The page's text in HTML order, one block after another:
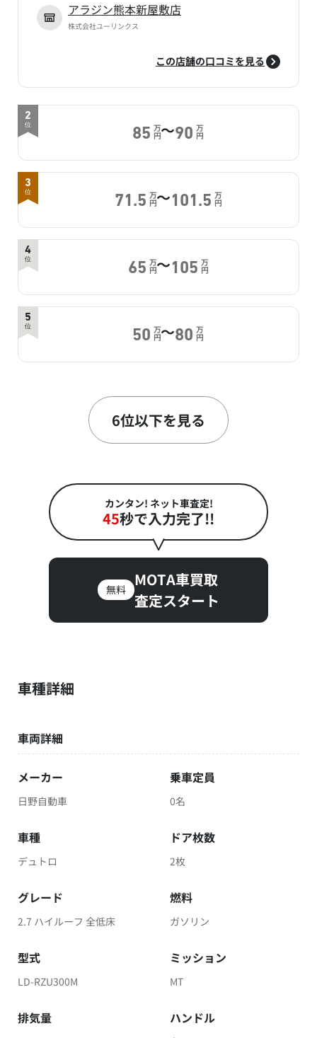
アラジン熊本新屋敷店
株式会社ユーリンクス
この店舗の口コミを見る
2
位
85 万
円～90 万
円
3
位
71.5 万
円～101.5 万
円
4
位
65 万
円～105 万
円
5
位
50 万
円～80 万
円
6位以下を見る
カンタン! ネット車査定!
45秒で入力完了!!
無料
MOTA車買取
査定スタート
車種詳細
車両詳細
メーカー
日野自動車
乗車定員
0名
車種
デュトロ
ドア枚数
2枚
グレード
2.7 ハイルーフ 全低床
燃料
ガソリン
型式
LD-RZU300M
ミッション
MT
排気量 ハンドル